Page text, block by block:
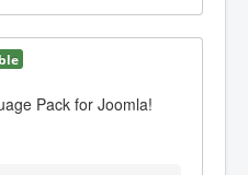
Pack for Joomla!